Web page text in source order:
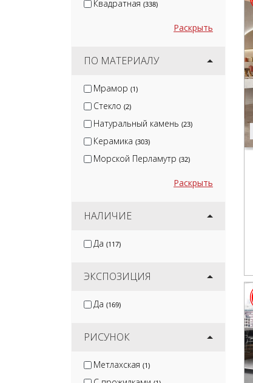
Квадратная (338)
Раскрыть
ПО МАТЕРИАЛУ
Мрамор (1)
Стекло (2)
Натуральный камень (23)
Керамика (303)
Морской Перламутр (32)
Раскрыть
НАЛИЧИЕ
Да (117)
ЭКСПОЗИЦИЯ
Да (169)
РИСУНОК
Метлахская (1)